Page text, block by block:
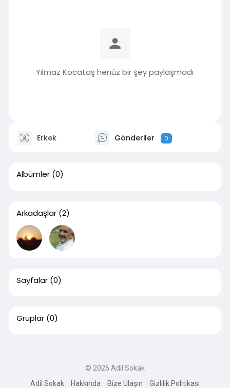
Yılmaz Kocataş henüz bir şey paylaşmadı
Erkek Gönderiler 0
Albümler (0)
Arkadaşlar (2)
Sayfalar (0)
Gruplar (0)
© 2026 Adil Sokak
Adil Sokak
Hakkında Bize Ulaşın Gizlilik Politikası